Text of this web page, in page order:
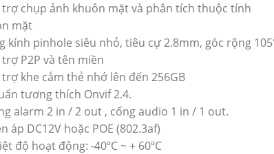
trợ chụp ảnh khuôn mặt và phân tích thuộc tính
mặt
kính pinhole siêu nhỏ, tiêu cự 2.8mm, góc rộng
trợ P2P và tên miền
trợ khe cắm thẻ nhớ lên đến 256GB
tương thích Onvif 2.4.
alarm 2 in / 2 out , cổng audio 1 in / 1 out.
áp DC12V hoặc POE (802.3af)
độ hoạt động: -40ºC ~ + 60ºC